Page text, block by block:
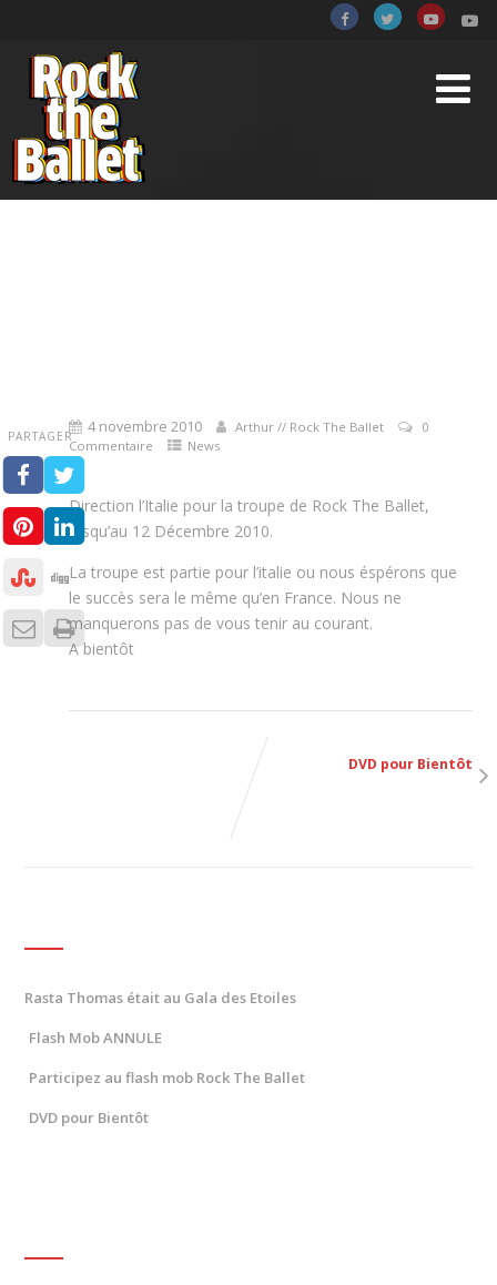
4 novembre 2010 Arthur // Rock The Ballet
0
Commentaire
News
PARTAGER
Direction l’Italie pour la troupe de Rock The Ballet,
jusqu’au 12 Décembre 2010.
La troupe est partie pour l’italie ou nous éspérons que
le succès sera le même qu’en France. Nous ne
manquerons pas de vous tenir au courant.
A bientôt
DVD pour Bientôt
Rasta Thomas était au Gala des Etoiles
Flash Mob ANNULE
Participez au flash mob Rock The Ballet
DVD pour Bientôt